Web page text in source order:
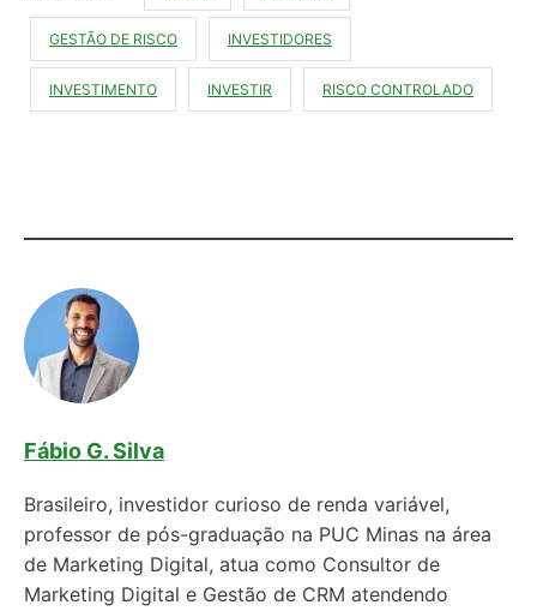
GESTÃO DE RISCO INVESTIDORES
INVESTIMENTO INVESTIR RISCO CONTROLADO
Fábio G. Silva
Brasileiro, investidor curioso de renda variável,
professor de pós-graduação na PUC Minas na área
de Marketing Digital, atua como Consultor de
Marketing Digital e Gestão de CRM atendendo